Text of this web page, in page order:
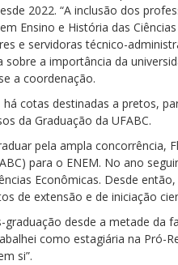
2022. “A inclusão dos
Ensino e História das
e servidoras técnico-
sobre a importância da
a coordenação.
cotas destinadas a pretos,
da Graduação da UFABC.
pela ampla concorrência,
para o ENEM. No ano
Econômicas. Desde
de extensão e de iniciação
graduação desde a metade da
como estagiária na
si”.